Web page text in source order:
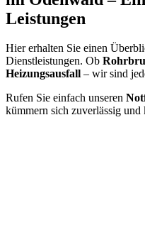
Leistungen
Hier erhalten Sie einen
Dienstleistungen. Ob
Heizungsausfall – wir sind
Rufen Sie einfach unseren
kümmern sich zuverlässig